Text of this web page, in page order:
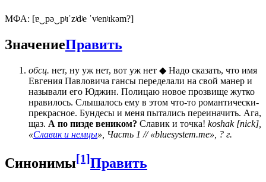
МФА: [ɐ‿pə‿pʲɪˈzʲdʲe ˈvʲenʲɪkəm?]
ЗначениеПравить
обсц. нет, ну уж нет, вот уж нет ◆ Надо сказать, что имя
Евгения Павловича гансы переделали на свой манер и
называли его Юджин. Полицаю новое прозвище жутко
нравилось. Слышалось ему в этом что-то романтически-
прекрасное. Бундесы и меня пытались переиначить. Ага,
щаз. А по пизде веником? Славик и точка! koshak [nick],
«Славик и немцы», Часть 1 // «bluesystem.me», ? г.
Синонимы[1]Править